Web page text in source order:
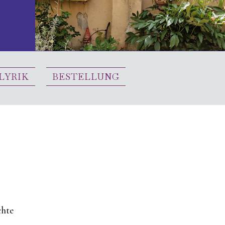
BESTELLUNG